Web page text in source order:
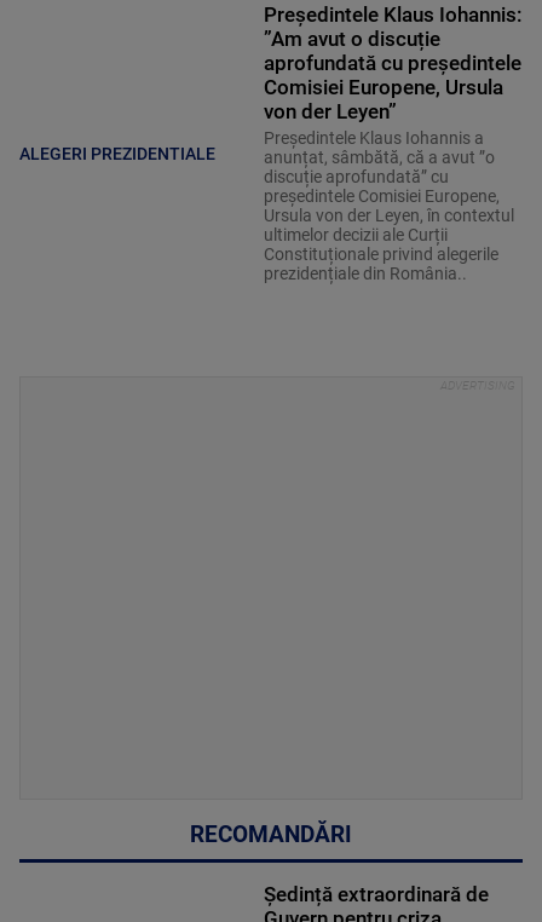
ALEGERI PREZIDENTIALE
Președintele Klaus Iohannis:
”Am avut o discuție
aprofundată cu președintele
Comisiei Europene, Ursula
von der Leyen”
Președintele Klaus Iohannis a
anunțat, sâmbătă, că a avut ”o
discuție aprofundată” cu
președintele Comisiei Europene,
Ursula von der Leyen, în contextul
ultimelor decizii ale Curții
Constituționale privind alegerile
prezidențiale din România..
RECOMANDĂRI
Ședință extraordinară de